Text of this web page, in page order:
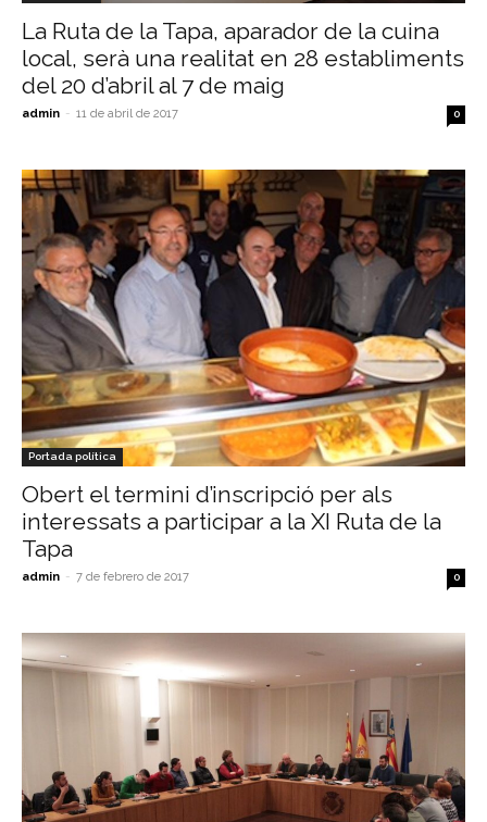
La Ruta de la Tapa, aparador de la cuina
local, serà una realitat en 28 establiments
del 20 d’abril al 7 de maig
admin - 11 de abril de 2017 0
Portada política
Obert el termini d’inscripció per als
interessats a participar a la XI Ruta de la
Tapa
admin - 7 de febrero de 2017 0